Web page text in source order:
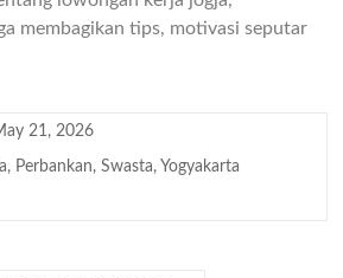
membagikan tips, motivasi seputar
21, 2026
, Perbankan,Swasta, Yogyakarta